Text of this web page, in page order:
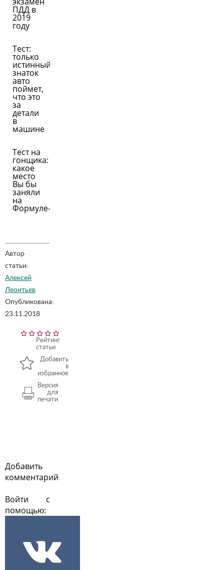
ПДД в
2019
году
Тест:
только
истинный
знаток
авто
поймет,
что это
за
детали
в
машине
Тест на
гонщика:
какое
место
Вы бы
заняли
на
Формуле-1
Автор
статьи:
Алексей
Леонтьев
Опубликована:
23.11.2018
Рейтинг
статьи
Добавить
в
избранное
Версия
для
печати
Добавить
комментарий
Войти с
помощью: